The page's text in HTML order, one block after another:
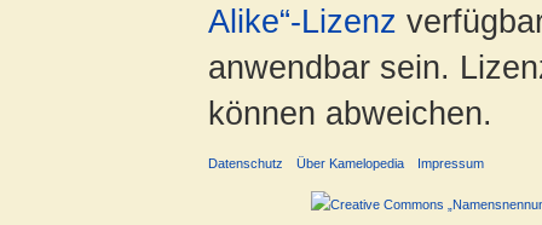
Alike“-Lizenz
anwendbar sein.
können abweichen.
Datenschutz Über Kamelopedia Impressum